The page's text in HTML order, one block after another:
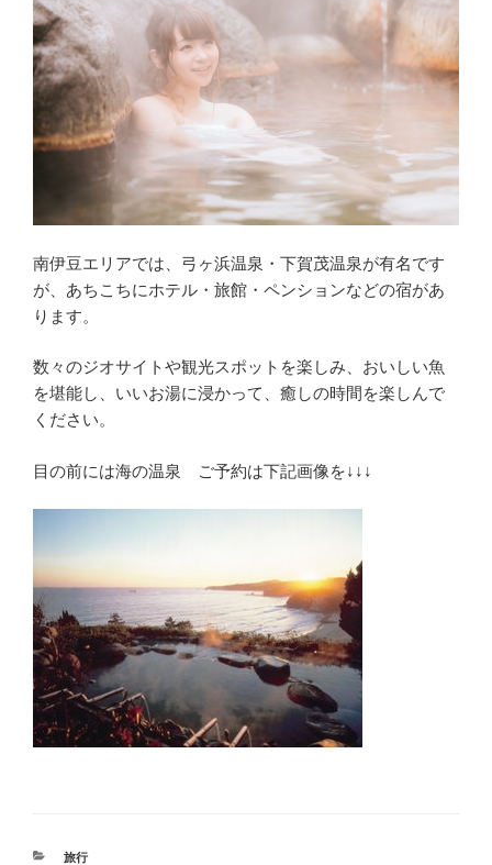
南伊豆エリアでは、弓ヶ浜温泉・下賀茂温泉が有名です
が、あちこちにホテル・旅館・ペンションなどの宿があ
ります。
数々のジオサイトや観光スポットを楽しみ、おいしい魚
を堪能し、いいお湯に浸かって、癒しの時間を楽しんで
ください。
目の前には海の温泉 ご予約は下記画像を↓↓↓
カ
旅行